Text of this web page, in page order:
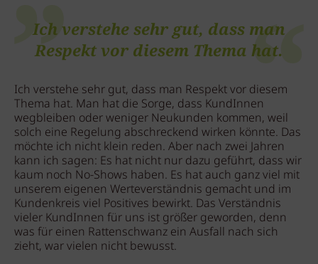
Ich verstehe sehr gut, dass man
Respekt vor diesem Thema hat.
Ich verstehe sehr gut, dass man Respekt vor diesem
Thema hat. Man hat die Sorge, dass KundInnen
wegbleiben oder weniger Neukunden kommen, weil
solch eine Regelung abschreckend wirken könnte. Das
möchte ich nicht klein reden. Aber nach zwei Jahren
kann ich sagen: Es hat nicht nur dazu geführt, dass wir
kaum noch No-Shows haben. Es hat auch ganz viel mit
unserem eigenen Werteverständnis gemacht und im
Kundenkreis viel Positives bewirkt. Das Verständnis
vieler KundInnen für uns ist größer geworden, denn
was für einen Rattenschwanz ein Ausfall nach sich
zieht, war vielen nicht bewusst.